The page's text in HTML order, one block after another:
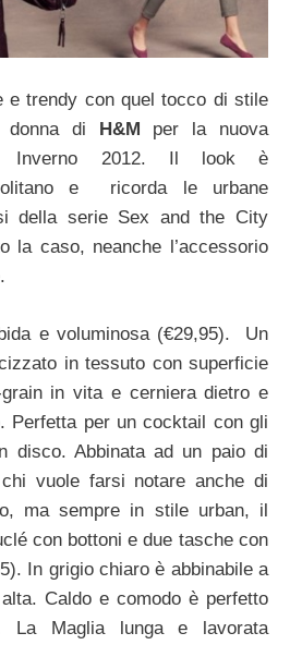
e trendy con quel tocco di stile
di H&M per la nuova
Inverno 2012. Il look è
e ricorda le urbane
della serie Sex and the City
la caso, neanche l’accessorio
e voluminosa (€29,95). Un
in tessuto con superficie
in vita e cerniera dietro e
Perfetta per un cocktail con gli
disco. Abbinata ad un paio di
vuole farsi notare anche di
ma sempre in stile urban, il
con bottoni e due tasche con
In grigio chiaro è abbinabile a
Caldo e comodo è perfetto
La Maglia lunga e lavorata